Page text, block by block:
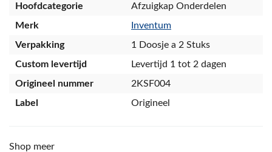
Hoofdcategorie
Afzuigkap Onderdelen
Merk
Inventum
Verpakking
1 Doosje a 2 Stuks
Custom levertijd
Levertijd 1 tot 2 dagen
Origineel nummer
2KSF004
Label
Origineel
Shop meer